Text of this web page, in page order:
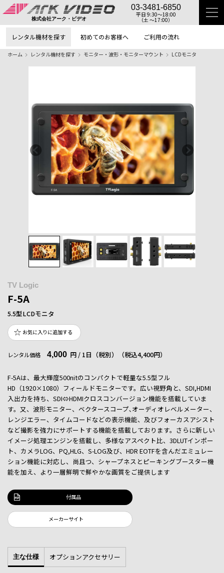
株式会社アーク・ビデオ
03-3481-6850
平日 9:30〜18:00
（土 〜17:00）
レンタル機材を探す 初めてのお客様へ ご利用の流れ
ホーム レンタル機材を探す モニター・波形・モニターマウント LCDモニタ
TV Logic
F-5A
5.5型LCDモニタ
お気に入りに追加する
レンタル価格 4,000 円 / 1日（税別） （税込4,400円）
F-5Aは、最大輝度500nitのコンパクトで軽量な5.5型フル
HD（1920×1080）フィールドモニターです。広い視野角と、SDI,HDMI
入出力を持ち、SDI⇔HDMIクロスコンバージョン機能を搭載していま
す。又、波形モニター、ベクタースコープ､オーディオレベルメーター、
レンジエラー、タイムコードなどの表示機能、及びフォーカスアシスト
など撮影を強力にサポートする機能を搭載しております。さらに新しい
イメージ処理エンジンを搭載し、多様なアスペクト比、3DLUTインポー
ト、カメラLOG、PQ,HLG、S-LOG及び、HDR EOTFを含んだエミュレー
ション機能に対応し、尚且つ、シャープネスとピーキングブースター機
能を加え、より一層鮮明で鮮やかな画質をご提供します
付属品
メーカーサイト
主な仕様 オプションアクセサリー